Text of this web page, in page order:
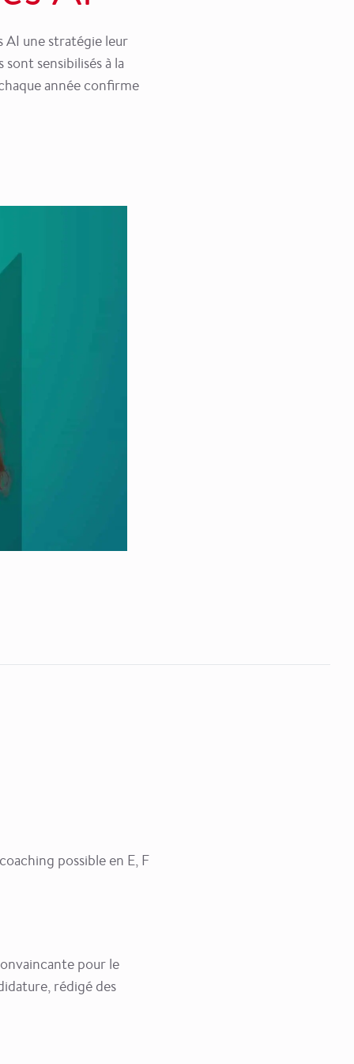
AI une stratégie leur
sensibilisés à la
année confirme
possible en E, F
pour le
rédigé des